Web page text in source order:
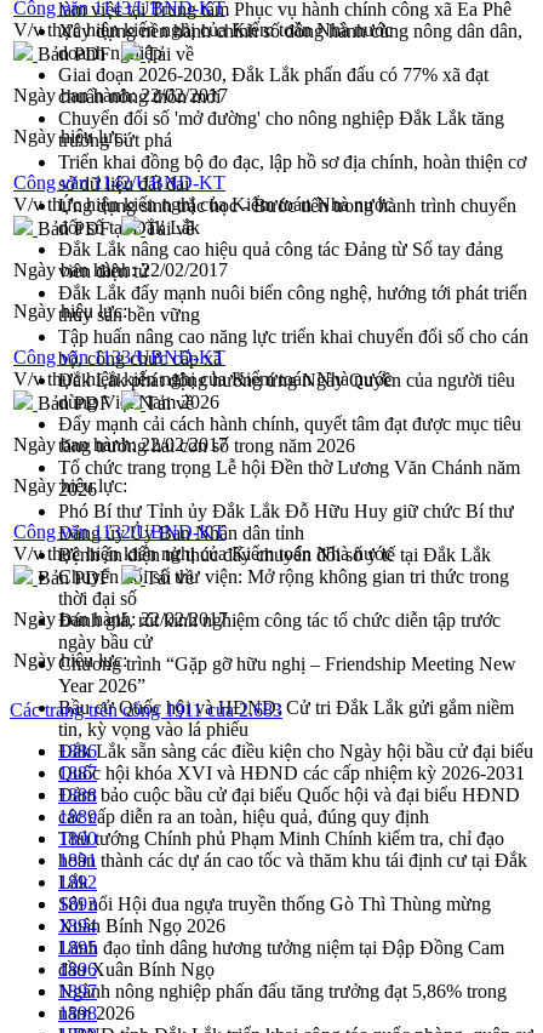
làm việc tại Trung tâm Phục vụ hành chính công xã Ea Phê
Xây dựng nền hành chính số đồng hành cùng nông dân dân,
doanh nghiệp
Giai đoạn 2026-2030, Đắk Lắk phấn đấu có 77% xã đạt
chuẩn nông thôn mới
Chuyển đổi số 'mở đường' cho nông nghiệp Đắk Lắk tăng
trưởng bứt phá
Triển khai đồng bộ đo đạc, lập hồ sơ địa chính, hoàn thiện cơ
sở dữ liệu đất đai
Ứng dụng sinh trắc học - Bước tiến trong hành trình chuyển
đổi số tại Đắk Lắk
Đắk Lắk nâng cao hiệu quả công tác Đảng từ Sổ tay đảng
viên điện tử
Đắk Lắk đẩy mạnh nuôi biển công nghệ, hướng tới phát triển
thủy sản bền vững
Tập huấn nâng cao năng lực triển khai chuyển đổi số cho cán
bộ, công chức cấp xã
Đắk Lắk phát động hưởng ứng Ngày Quyền của người tiêu
dùng Việt Nam 2026
Đẩy mạnh cải cách hành chính, quyết tâm đạt được mục tiêu
tăng trưởng hai con số trong năm 2026
Tổ chức trang trọng Lễ hội Đền thờ Lương Văn Chánh năm
2026
Phó Bí thư Tỉnh ủy Đắk Lắk Đỗ Hữu Huy giữ chức Bí thư
Đảng ủy Ủy Ban Nhân dân tỉnh
Bệnh án điện tử thúc đẩy chuyển đổi số y tế tại Đắk Lắk
Chuyển đổi số thư viện: Mở rộng không gian tri thức trong
thời đại số
Đánh giá, rút kinh nghiệm công tác tổ chức diễn tập trước
ngày bầu cử
Chương trình “Gặp gỡ hữu nghị – Friendship Meeting New
Year 2026”
Bầu cử Quốc hội và HĐND: Cử tri Đắk Lắk gửi gắm niềm
tin, kỳ vọng vào lá phiếu
Đắk Lắk sẵn sàng các điều kiện cho Ngày hội bầu cử đại biểu
Quốc hội khóa XVI và HĐND các cấp nhiệm kỳ 2026-2031
Đảm bảo cuộc bầu cử đại biểu Quốc hội và đại biểu HĐND
các cấp diễn ra an toàn, hiệu quả, đúng quy định
Thủ tướng Chính phủ Phạm Minh Chính kiểm tra, chỉ đạo
hoàn thành các dự án cao tốc và thăm khu tái định cư tại Đắk
Lắk
Sôi nổi Hội đua ngựa truyền thống Gò Thì Thùng mừng
Xuân Bính Ngọ 2026
Lãnh đạo tỉnh dâng hương tưởng niệm tại Đập Đồng Cam
đầu Xuân Bính Ngọ
Ngành nông nghiệp phấn đấu tăng trưởng đạt 5,86% trong
năm 2026
Công văn 1143/UBND-KT
V/v thực hiện kiến nghị của Kiểm toán Nhà nước
Bản PDF
Tải về
Ngày ban hành:22/02/2017
Ngày hiệu lực:
Công văn 1142/UBND-KT
V/v thực hiện kiến nghị của Kiểm toán Nhà nước
Bản PDF
Tải về
Ngày ban hành:22/02/2017
Ngày hiệu lực:
Công văn 1133/UBND-KT
V/v thực hiện kiến nghị của Kiểm toán Nhà nước
Bản PDF
Tải về
Ngày ban hành:22/02/2017
Ngày hiệu lực:
Công văn 1132/UBND-KT
V/v thực hiện kiến nghị của Kiểm toán Nhà nước
Bản PDF
Tải về
Ngày ban hành:22/02/2017
Ngày hiệu lực:
Các trang trên cổng 1911 của 2.683
1886
1887
1888
1889
1890
1891
1892
1893
1894
1895
1896
1897
1898